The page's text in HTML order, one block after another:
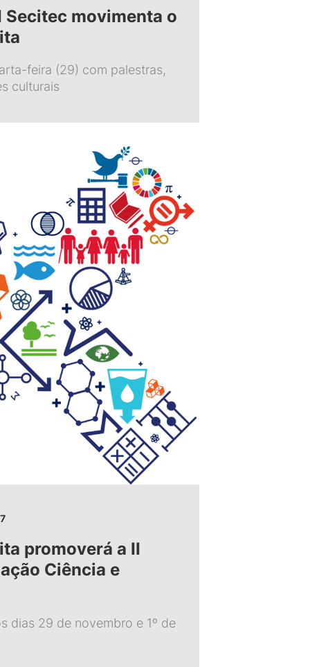
Secitec movimenta o
feira (29) com palestras,
culturais
promoverá a II
Ciência e
dias 29 de novembro e 1º de